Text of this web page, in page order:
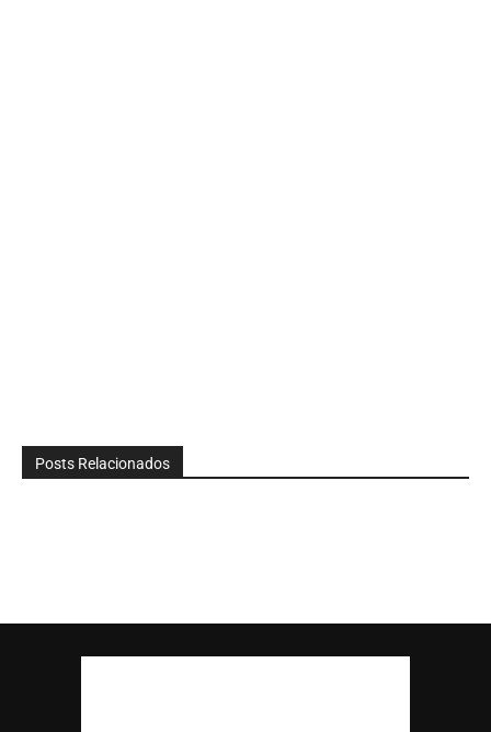
Posts Relacionados